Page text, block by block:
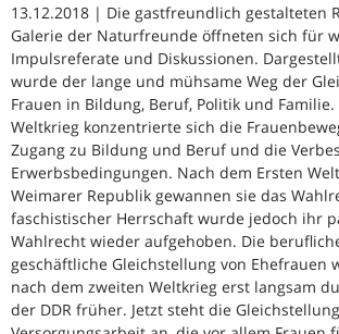
13.12.2018 | Die gastfreundlich gestalteten
Galerie der Naturfreunde öffneten sich für
Impulsreferate und Diskussionen.
wurde der lange und mühsame Weg der
Frauen in Bildung, Beruf, Politik und
Weltkrieg konzentrierte sich die
Zugang zu Bildung und Beruf und die
Erwerbsbedingungen. Nach dem Ersten
Weimarer Republik gewannen sie das
faschistischer Herrschaft wurde jedoch ihr
Wahlrecht wieder aufgehoben. Die
geschäftliche Gleichstellung von Ehefrauen
nach dem zweiten Weltkrieg erst langsam
der DDR früher. Jetzt steht die